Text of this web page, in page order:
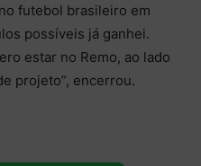
futebol brasileiro em
possíveis já ganhei.
estar no Remo, ao lado
projeto”, encerrou.